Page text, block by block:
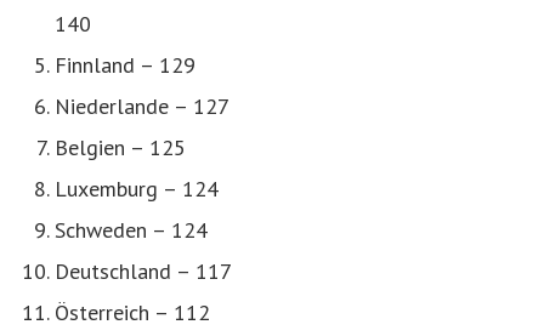
140
Finnland – 129
Niederlande – 127
Belgien – 125
Luxemburg – 124
Schweden – 124
Deutschland – 117
Österreich – 112